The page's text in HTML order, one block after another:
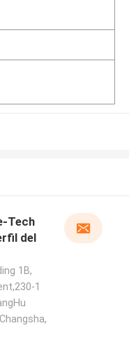
Tech
del
1B,
1